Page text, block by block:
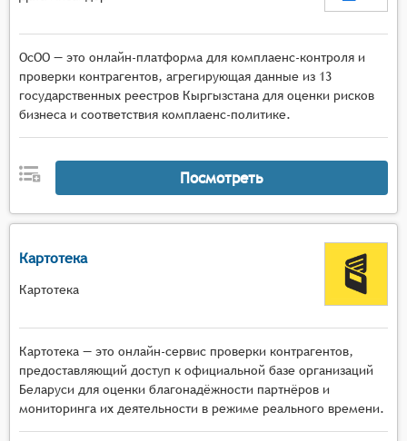
ОсОО — это онлайн-платформа для комплаенс-контроля и
проверки контрагентов, агрегирующая данные из 13
государственных реестров Кыргызстана для оценки рисков
бизнеса и соответствия комплаенс-политике.
Посмотреть
Картотека
Картотека
Картотека — это онлайн-сервис проверки контрагентов,
предоставляющий доступ к официальной базе организаций
Беларуси для оценки благонадёжности партнёров и
мониторинга их деятельности в режиме реального времени.